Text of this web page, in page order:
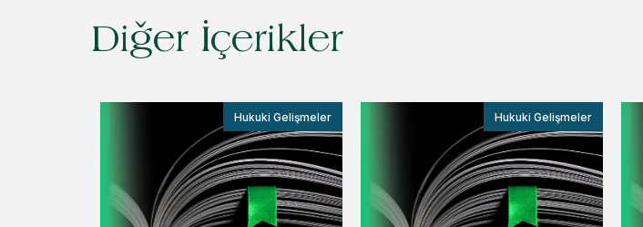
Diğer İçerikler
Hukuki Gelişmeler Hukuki Gelişmeler